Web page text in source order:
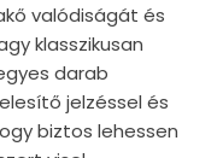
valódiságát és
klasszikusan
darab
jelzéssel és
biztos lehessen